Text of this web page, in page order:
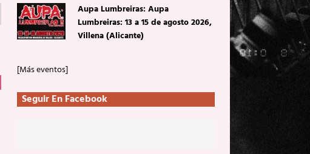
Aupa Lumbreiras: Aupa
Lumbreiras: 13 a 15 de agosto 2026,
Villena (Alicante)
[Más eventos]
Seguir En Facebook